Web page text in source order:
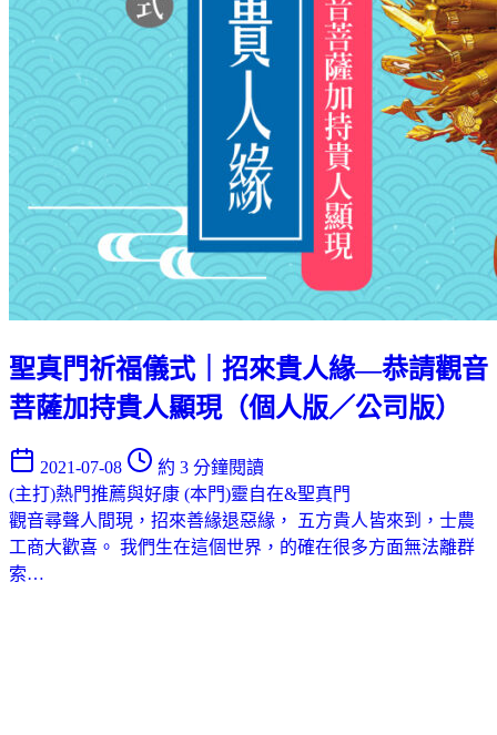
聖真門祈福儀式｜招來貴人緣—恭請觀音
菩薩加持貴人顯現（個人版／公司版）
2021-07-08
約 3 分鐘閱讀
(主打)熱門推薦與好康 (本門)靈自在&聖真門
觀音尋聲人間現，招來善緣退惡緣， 五方貴人皆來到，士農
工商大歡喜。 我們生在這個世界，的確在很多方面無法離群
索…